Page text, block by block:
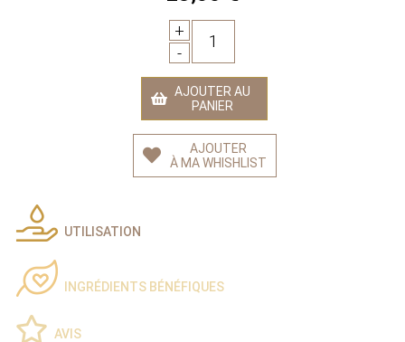
+
-
1
AJOUTER AU
PANIER
AJOUTER
À MA WHISHLIST
UTILISATION
INGRÉDIENTS BÉNÉFIQUES
AVIS